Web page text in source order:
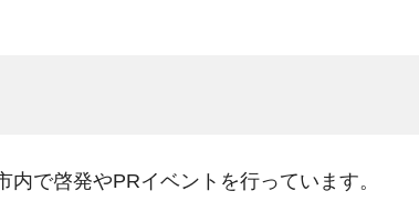
で啓発やPRイベントを行っています。